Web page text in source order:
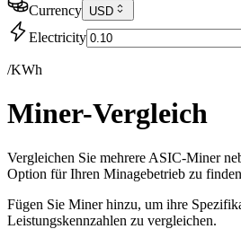
Currency USD
Electricity
/KWh
Miner-Vergleich
Vergleichen Sie mehrere ASIC-Miner
Option für Ihren Minagebetrieb zu
Fügen Sie Miner hinzu, um ihre
Leistungskennzahlen zu vergleichen.